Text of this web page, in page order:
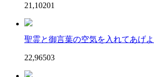
21,10201
聖霊と御言葉の空気を入れてあげよ
22,96503